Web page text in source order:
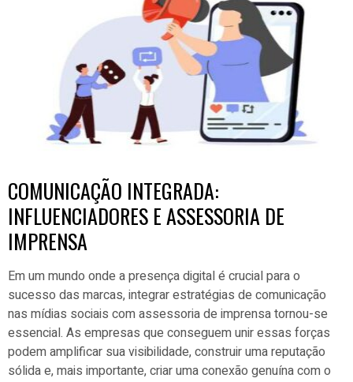
COMUNICAÇÃO INTEGRADA:
INFLUENCIADORES E ASSESSORIA DE
IMPRENSA
Em um mundo onde a presença digital é crucial para o
sucesso das marcas, integrar estratégias de comunicação
nas mídias sociais com assessoria de imprensa tornou-se
essencial. As empresas que conseguem unir essas forças
podem amplificar sua visibilidade, construir uma reputação
sólida e, mais importante, criar uma conexão genuína com o